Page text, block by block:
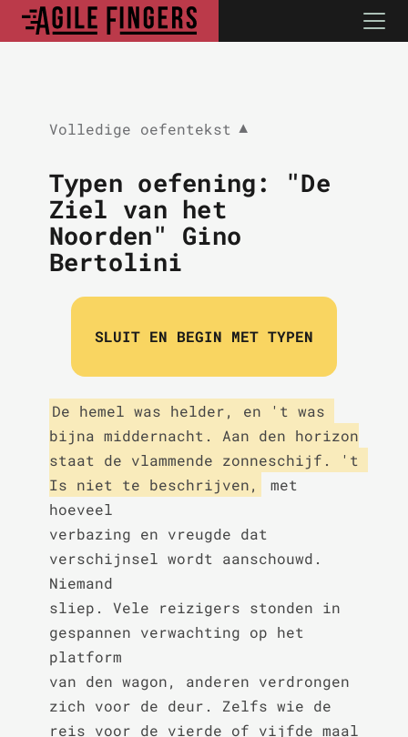
Volledige oefentekst ▼
Typen oefening: "De
Ziel van het
Noorden" Gino
Bertolini
SLUIT EN BEGIN MET TYPEN
De hemel was helder, en 't was
bijna middernacht. Aan den horizon
staat de vlammende zonneschijf. 't
Is niet te beschrijven,
met
hoeveel
verbazing en vreugde dat
verschijnsel wordt aanschouwd.
Niemand
sliep. Vele reizigers stonden in
gespannen verwachting op het
platform
van den wagon, anderen verdrongen
zich voor de deur. Zelfs wie de
reis voor de vierde of vijfde maal